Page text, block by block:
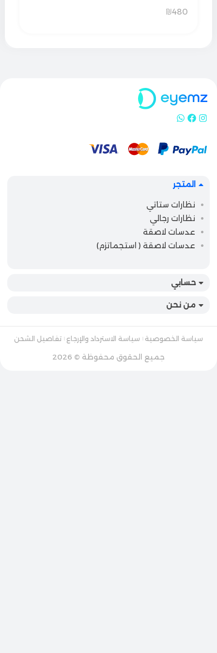
₪480
المتجر
نظارات ستاتي
نظارات رجالي
عدسات لاصقة
عدسات لاصقة ( استجماتزم)
حسابي
من نحن
سياسة الخصوصية سياسة الاسترداد والإرجاع تفاصيل الشحن
جميع الحقوق محفوظة © 2026